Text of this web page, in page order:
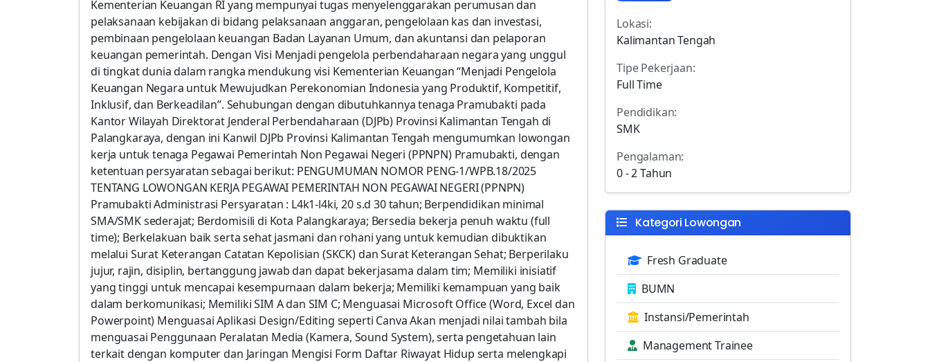
Kementerian Keuangan RI yang mempunyai tugas menyelenggarakan perumusan dan
pelaksanaan kebijakan di bidang pelaksanaan anggaran, pengelolaan kas dan investasi,
pembinaan pengelolaan keuangan Badan Layanan Umum, dan akuntansi dan pelaporan
keuangan pemerintah. Dengan Visi Menjadi pengelola perbendaharaan negara yang unggul
di tingkat dunia dalam rangka mendukung visi Kementerian Keuangan “Menjadi Pengelola
Keuangan Negara untuk Mewujudkan Perekonomian Indonesia yang Produktif, Kompetitif,
Inklusif, dan Berkeadilan”. Sehubungan dengan dibutuhkannya tenaga Pramubakti pada
Kantor Wilayah Direktorat Jenderal Perbendaharaan (DJPb) Provinsi Kalimantan Tengah di
Palangkaraya, dengan ini Kanwil DJPb Provinsi Kalimantan Tengah mengumumkan lowongan
kerja untuk tenaga Pegawai Pemerintah Non Pegawai Negeri (PPNPN) Pramubakti, dengan
ketentuan persyaratan sebagai berikut: PENGUMUMAN NOMOR PENG-1/WPB.18/2025
TENTANG LOWONGAN KERJA PEGAWAI PEMERINTAH NON PEGAWAI NEGERI (PPNPN)
Pramubakti Administrasi Persyaratan : L4k1-l4ki, 20 s.d 30 tahun; Berpendidikan minimal
SMA/SMK sederajat; Berdomisili di Kota Palangkaraya; Bersedia bekerja penuh waktu (full
time); Berkelakuan baik serta sehat jasmani dan rohani yang untuk kemudian dibuktikan
melalui Surat Keterangan Catatan Kepolisian (SKCK) dan Surat Keterangan Sehat; Berperilaku
jujur, rajin, disiplin, bertanggung jawab dan dapat bekerjasama dalam tim; Memiliki inisiatif
yang tinggi untuk mencapai kesempurnaan dalam bekerja; Memiliki kemampuan yang baik
dalam berkomunikasi; Memiliki SIM A dan SIM C; Menguasai Microsoft Office (Word, Excel dan
Powerpoint) Menguasai Aplikasi Design/Editing seperti Canva Akan menjadi nilai tambah bila
menguasai Penggunaan Peralatan Media (Kamera, Sound System), serta pengetahuan lain
terkait dengan komputer dan Jaringan Mengisi Form Daftar Riwayat Hidup serta melengkapi
Lokasi:
Kalimantan Tengah
Tipe Pekerjaan:
Full Time
Pendidikan:
SMK
Pengalaman:
0 - 2 Tahun
Kategori Lowongan
Fresh Graduate
BUMN
Instansi/Pemerintah
Management Trainee